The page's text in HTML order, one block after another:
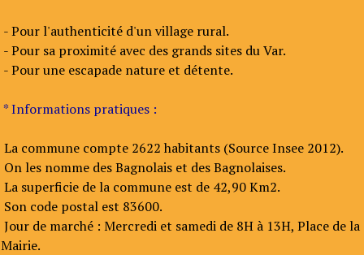
- Pour l'authenticité d'un village rural.
- Pour sa proximité avec des grands sites du Var.
- Pour une escapade nature et détente.
* Informations pratiques :
La commune compte 2622 habitants (Source Insee 2012).
On les nomme des Bagnolais et des Bagnolaises.
La superficie de la commune est de 42,90 Km2.
Son code postal est 83600.
Jour de marché : Mercredi et samedi de 8H à 13H, Place de la
Mairie.